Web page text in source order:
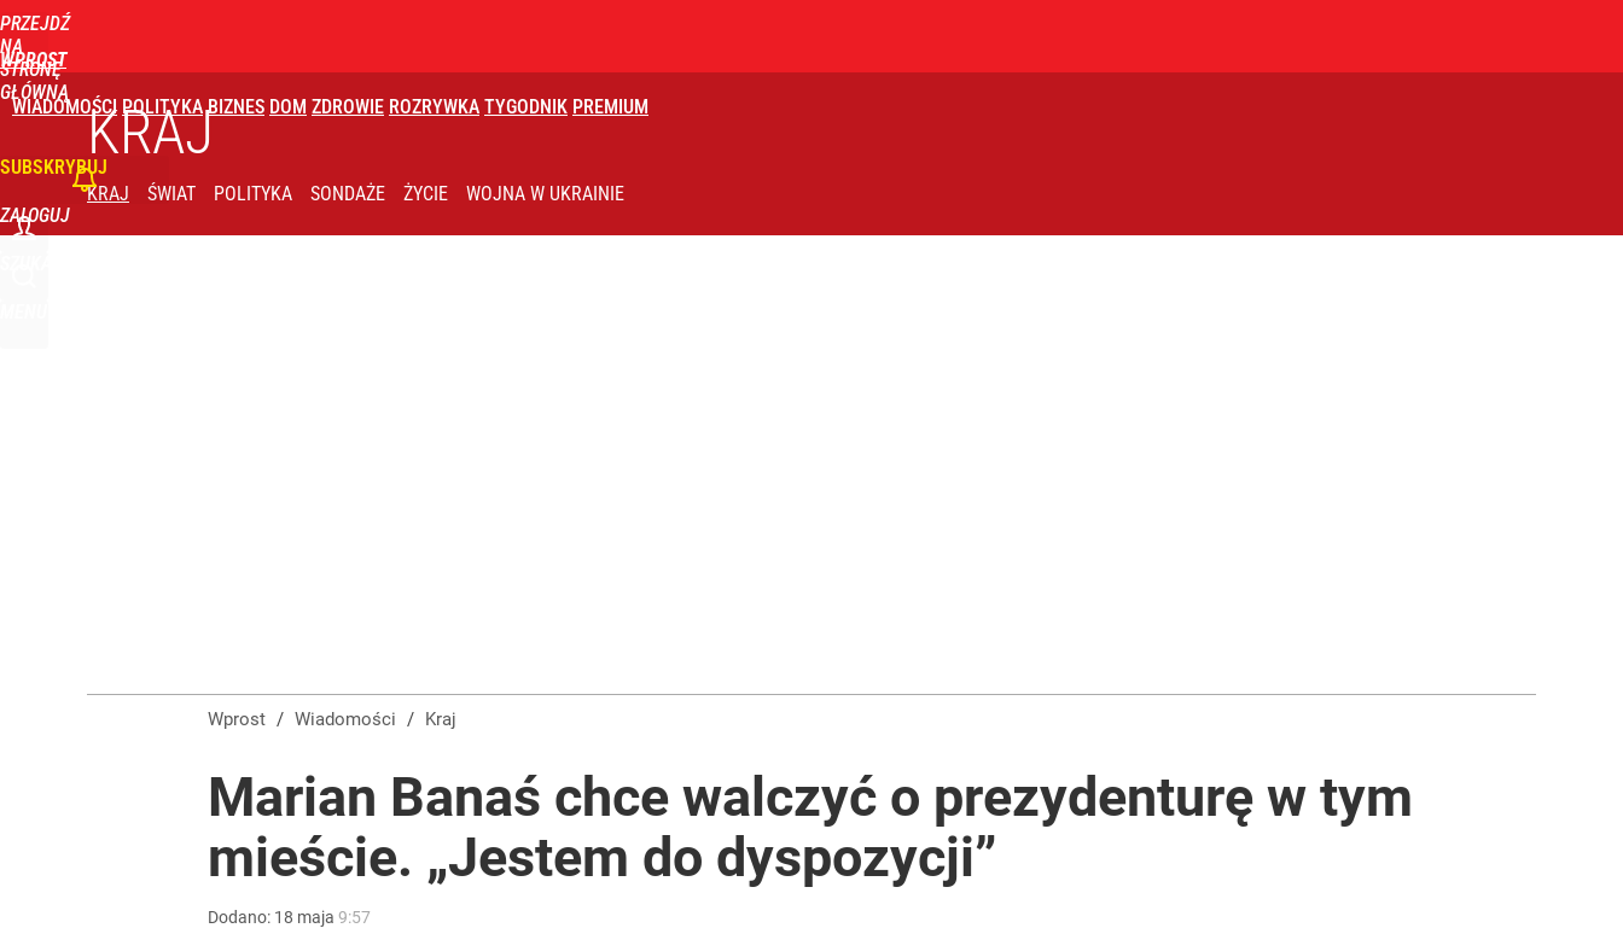
PRZEJDŹ
NA
STRONĘ
GŁÓWNĄ
WPROST
WIADOMOŚCI POLITYKA BIZNES DOM ZDROWIE ROZRYWKA TYGODNIK PREMIUM
SUBSKRYBUJ
ZALOGUJ
KRAJ
KRAJ ŚWIAT POLITYKA SONDAŻE ŻYCIE WOJNA W UKRAINIE
Wprost / Wiadomości / Kraj
Marian Banaś chce walczyć o prezydenturę w tym
mieście. „Jestem do dyspozycji”
Dodano: 18 maja 9:57